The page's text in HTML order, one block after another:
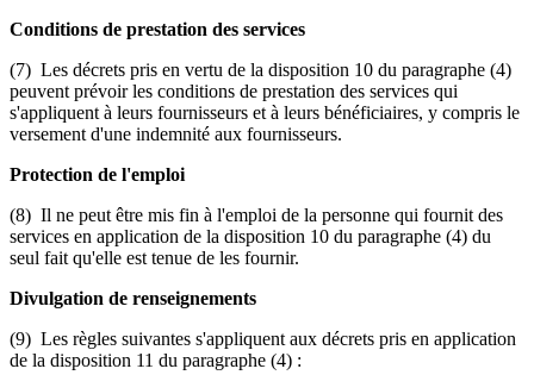
Conditions de prestation des services
(7) Les décrets pris en vertu de la disposition 10 du paragraphe (4)
peuvent prévoir les conditions de prestation des services qui
s'appliquent à leurs fournisseurs et à leurs bénéficiaires, y compris le
versement d'une indemnité aux fournisseurs.
Protection de l'emploi
(8) Il ne peut être mis fin à l'emploi de la personne qui fournit des
services en application de la disposition 10 du paragraphe (4) du
seul fait qu'elle est tenue de les fournir.
Divulgation de renseignements
(9) Les règles suivantes s'appliquent aux décrets pris en application
de la disposition 11 du paragraphe (4) :